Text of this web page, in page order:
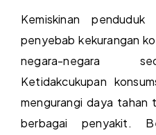
Kemiskinan
penyebab kekurangan
negara-negara
Ketidakcukupan
mengurangi daya tahan
berbagai penyakit.